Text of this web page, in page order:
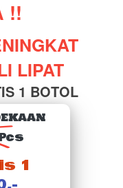
!!
LIPAT
1 BOTOL
cs
1